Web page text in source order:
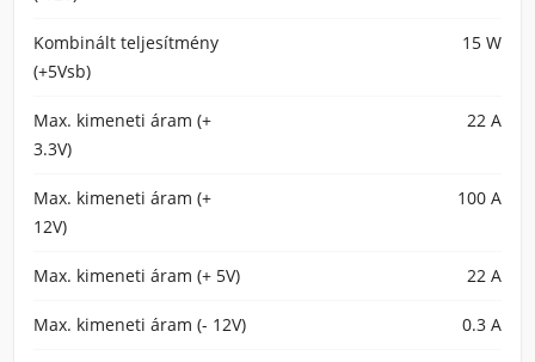
Kombinált teljesítmény
(+5Vsb)
15 W
Max. kimeneti áram (+
3.3V)
22 A
Max. kimeneti áram (+
12V)
100 A
Max. kimeneti áram (+ 5V) 22 A
Max. kimeneti áram (- 12V) 0.3 A